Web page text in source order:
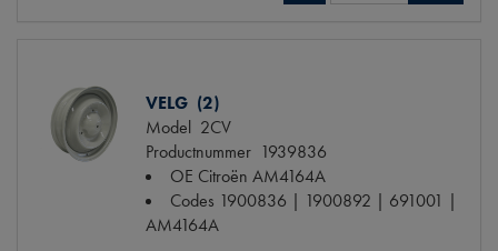
VELG (2)
Model 2CV
Productnummer 1939836
OE Citroën AM4164A
Codes 1900836 | 1900892 | 691001 |
AM4164A